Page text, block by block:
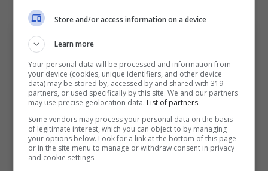
Cambiaghi al Napoli? L’apertura del Bologna e la
Store and/or access information on a device
Learn more
Your personal data will be processed and information from
your device (cookies, unique identifiers, and other device
data) may be stored by, accessed by and shared with 319
partners, or used specifically by this site. We and our partners
may use precise geolocation data. List of partners.
Some vendors may process your personal data on the basis
of legitimate interest, which you can object to by managing
your options below. Look for a link at the bottom of this page
or in the site menu to manage or withdraw consent in privacy
and cookie settings.